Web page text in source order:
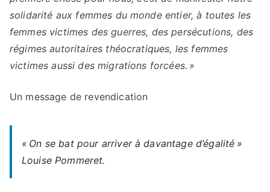
solidarité aux femmes du monde entier, à toutes les
femmes victimes des guerres, des persécutions, des
régimes autoritaires théocratiques, les femmes
victimes aussi des migrations forcées. »
Un message de revendication
« On se bat pour arriver à davantage d’égalité »
Louise Pommeret.